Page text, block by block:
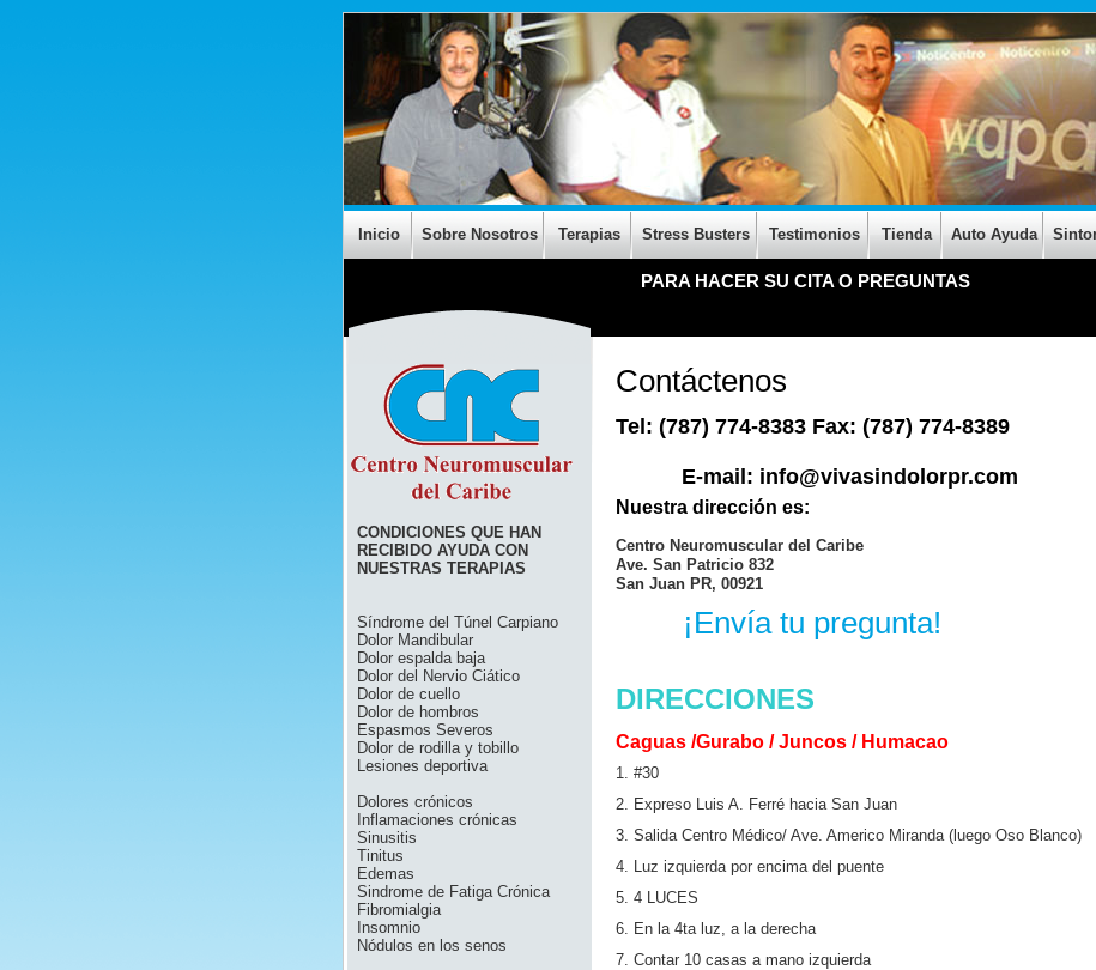
Inicio Sobre Nosotros Terapias Stress Busters Testimonios Tienda Auto Ayuda
PARA HACER SU CITA O PREGUNTAS
CONDICIONES QUE HAN
RECIBIDO AYUDA CON
NUESTRAS TERAPIAS
Síndrome del Túnel Carpiano
Dolor Mandibular
Dolor espalda baja
Dolor del Nervio Ciático
Dolor de cuello
Dolor de hombros
Espasmos Severos
Dolor de rodilla y tobillo
Lesiones deportiva
Dolores crónicos
Inflamaciones crónicas
Sinusitis
Tinitus
Edemas
Sindrome de Fatiga Crónica
Fibromialgia
Insomnio
Nódulos en los senos
Contáctenos
Tel: (787) 774-8383 Fax: (787) 774-8389
E-mail: info@vivasindolorpr.com
Nuestra dirección es:
Centro Neuromuscular del Caribe
Ave. San Patricio 832
San Juan PR, 00921
¡Envía tu pregunta!
DIRECCIONES
Caguas /Gurabo / Juncos / Humacao
1. #30
2. Expreso Luis A. Ferré hacia San Juan
3. Salida Centro Médico/ Ave. Americo Miranda (luego Oso Blanco)
4. Luz izquierda por encima del puente
5. 4 LUCES
6. En la 4ta luz, a la derecha
7. Contar 10 casas a mano izquierda